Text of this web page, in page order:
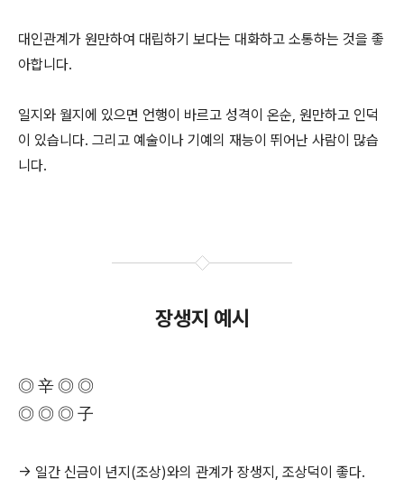
대인관계가 원만하여 대립하기 보다는 대화하고 소통하는 것을 좋
아합니다.
일지와 월지에 있으면 언행이 바르고 성격이 온순, 원만하고 인덕
이 있습니다. 그리고 예술이나 기예의 재능이 뛰어난 사람이 많습
니다.
장생지 예시
◎ 辛 ◎ ◎
◎ ◎ ◎ 子
→ 일간 신금이 년지(조상)와의 관계가 장생지, 조상덕이 좋다.